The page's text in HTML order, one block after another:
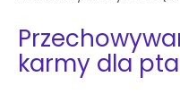
karmy dla